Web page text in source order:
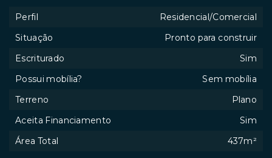
Perfil
Residencial/Comercial
Situação
Pronto para construir
Escriturado
Sim
Possui mobília?
Sem mobília
Terreno
Plano
Aceita Financiamento
Sim
Área Total
437m²